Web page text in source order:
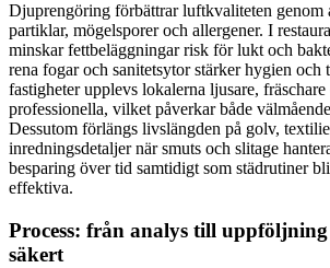
Djuprengöring förbättrar luftkvaliteten genom
partiklar, mögelsporer och allergener. I
minskar fettbeläggningar risk för lukt och
rena fogar och sanitetsytor stärker hygien
fastigheter upplevs lokalerna ljusare,
professionella, vilket påverkar både
Dessutom förlängs livslängden på golv,
inredningsdetaljer när smuts och slitage
besparing över tid samtidigt som städrutiner
effektiva.
Process: från analys till
säkert